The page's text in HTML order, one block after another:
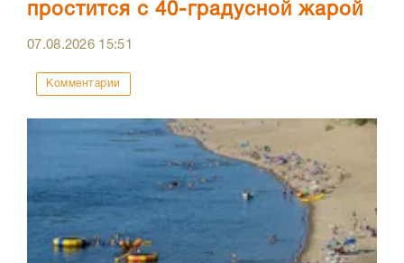
простится с 40-градусной жарой
07.08.2026 15:51
Комментарии